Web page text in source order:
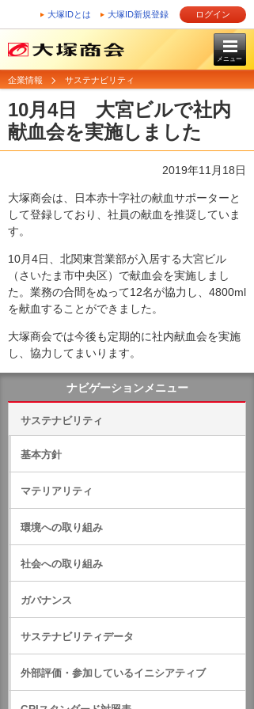
大塚IDとは 大塚ID新規登録 ログイン
メニュー
企業情報 サステナビリティ
10月4日 大宮ビルで社内
献血会を実施しました
2019年11月18日
大塚商会は、日本赤十字社の献血サポーターと
して登録しており、社員の献血を推奨していま
す。
10月4日、北関東営業部が入居する大宮ビル
（さいたま市中央区）で献血会を実施しまし
た。業務の合間をぬって12名が協力し、4800ml
を献血することができました。
大塚商会では今後も定期的に社内献血会を実施
し、協力してまいります。
ナビゲーションメニュー
サステナビリティ
基本方針
マテリアリティ
環境への取り組み
社会への取り組み
ガバナンス
サステナビリティデータ
外部評価・参加しているイニシアティブ